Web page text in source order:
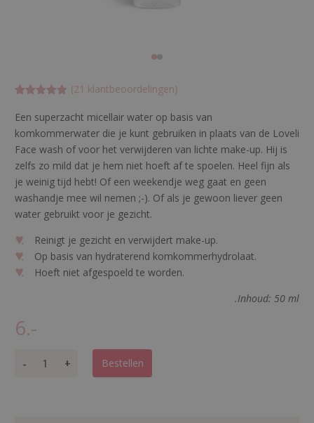
d
4.85714285
71429op 5
opklant
waarderinge
n
(21 klantbeoordelingen)
Een superzacht micellair water op basis van
komkommerwater die je kunt gebruiken in plaats van de Loveli
Face wash of voor het verwijderen van lichte make-up. Hij is
zelfs zo mild dat je hem niet hoeft af te spoelen. Heel fijn als
je weinig tijd hebt! Of een weekendje weg gaat en geen
washandje mee wil nemen ;-). Of als je gewoon liever geen
water gebruikt voor je gezicht.
Reinigt je gezicht en verwijdert make-up.
Op basis van hydraterend komkommerhydrolaat.
Hoeft niet afgespoeld te worden.
.Inhoud: 50 ml
6.-
- + Bestellen